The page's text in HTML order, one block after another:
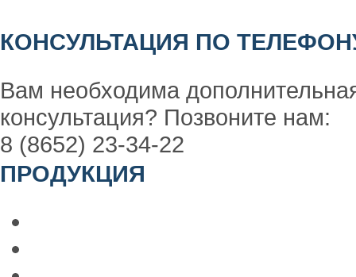
КОНСУЛЬТАЦИЯ ПО
Вам необходима
консультация? Позвоните нам:
8 (8652) 23-34-22
ПРОДУКЦИЯ